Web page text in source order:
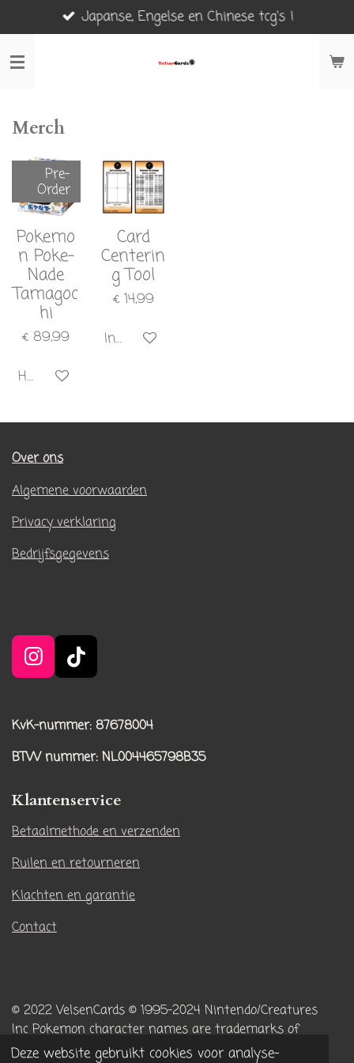
Deze website gebruikt cookies voor analyse-
direct
naar
Japanse, Engelse en Chinese tcg's !
Merch
Pre-
Order
Pokemo
n Poke-
Nade
Tamagoc
hi
€ 89,99
Houd mij op de hoogte
Card
Centerin
g Tool
€ 14,99
In winkelwagen
Over ons
Algemene voorwaarden
Privacy verklaring
Bedrijfsgegevens
I
n
t
a
g
a
m
T
i
T
o
k
KvK-nummer: 87678004
BTW nummer: NL004465798B35
Klantenservice
Betaalmethode en verzenden
Ruilen en retourneren
Klachten en garantie
Contact
© 2022 VelsenCards © 1995-2024 Nintendo/Creatures
Inc Pokemon character names are trademarks of
Nintendo.